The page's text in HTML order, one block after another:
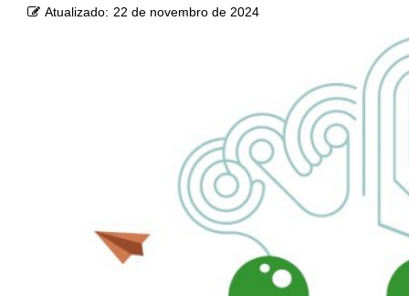
Atualizado: 22 de novembro de 2024